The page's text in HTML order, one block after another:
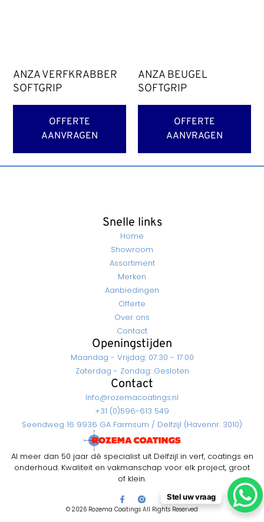
ANZA VERFKRABBER
SOFTGRIP
OFFERTE
AANVRAGEN
ANZA BEUGEL
SOFTGRIP
OFFERTE
AANVRAGEN
Al meer dan 50 jaar dé specialist uit Delfzijl in verf, coatings en
onderhoud. Kwaliteit en vakmanschap voor elk project, groot
of klein.
© 2026 Rozema Coatings All Rights Reserved
Snelle links
Home
Showroom
Assortiment
Merken
Aanbiedingen
Offerte
Over ons
Contact
Openingstijden
Maandag - Vrijdag: 07:30 - 17:00
Zaterdag - Zondag: Gesloten
Contact
Info@rozemacoatings.nl
+31 (0)596-613 549
Seendweg 16 9936 GA Farmsum / Delfzijl (Havennr. 3010)
Stel uw vraag